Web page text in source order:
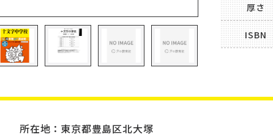
厚さ
ISBN
所在地： 東京都豊島区北大塚